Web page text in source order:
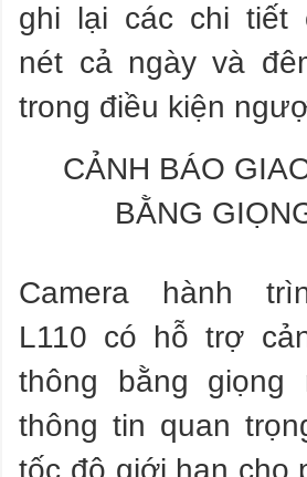
ghi lại các chi tiết
nét cả ngày và
trong điều kiện
CẢNH BÁO
BẰNG
Camera hành
L110 có hỗ trợ
thông bằng giọng
thông tin quan
tốc độ giới hạn cho